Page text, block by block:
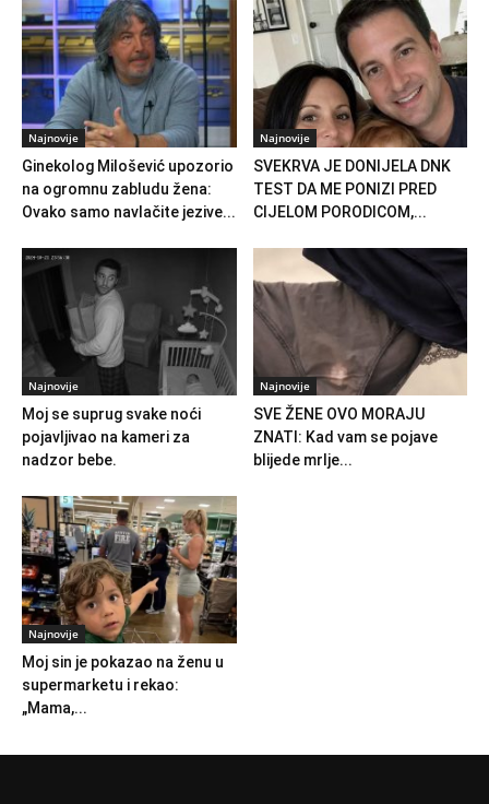
Najnovije
Ginekolog Milošević upozorio
na ogromnu zabludu žena:
Ovako samo navlačite jezive...
Najnovije
SVEKRVA JE DONIJELA DNK
TEST DA ME PONIZI PRED
CIJELOM PORODICOM,...
Najnovije
Moj se suprug svake noći
pojavljivao na kameri za
nadzor bebe.
Najnovije
SVE ŽENE OVO MORAJU
ZNATI: Kad vam se pojave
blijede mrlje...
Najnovije
Moj sin je pokazao na ženu u
supermarketu i rekao:
„Mama,...